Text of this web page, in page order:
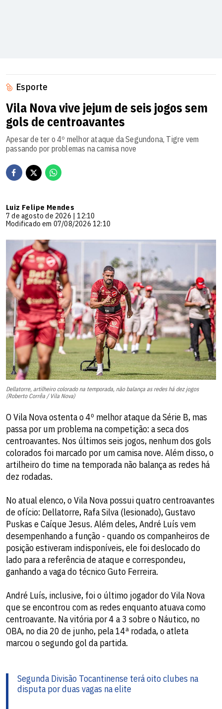
Esporte
Vila Nova vive jejum de seis jogos sem
gols de centroavantes
Apesar de ter o 4º melhor ataque da Segundona, Tigre vem
passando por problemas na camisa nove
Luiz Felipe Mendes
7 de agosto de 2026 | 12:10
Modificado em 07/08/2026 12:10
Dellatorre, artilheiro colorado na temporada, não balança as redes há dez jogos
(Roberto Corrêa / Vila Nova)
O Vila Nova ostenta o 4º melhor ataque da Série B, mas
passa por um problema na competição: a seca dos
centroavantes. Nos últimos seis jogos, nenhum dos gols
colorados foi marcado por um camisa nove. Além disso, o
artilheiro do time na temporada não balança as redes há
dez rodadas.
No atual elenco, o Vila Nova possui quatro centroavantes
de ofício: Dellatorre, Rafa Silva (lesionado), Gustavo
Puskas e Caíque Jesus. Além deles, André Luís vem
desempenhando a função - quando os companheiros de
posição estiveram indisponíveis, ele foi deslocado do
lado para a referência de ataque e correspondeu,
ganhando a vaga do técnico Guto Ferreira.
André Luís, inclusive, foi o último jogador do Vila Nova
que se encontrou com as redes enquanto atuava como
centroavante. Na vitória por 4 a 3 sobre o Náutico, no
OBA, no dia 20 de junho, pela 14ª rodada, o atleta
marcou o segundo gol da partida.
Segunda Divisão Tocantinense terá oito clubes na
disputa por duas vagas na elite